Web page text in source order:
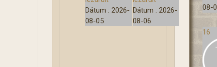
Dátum : 2026-
08-05
Dátum : 2026-
08-06
08-
16